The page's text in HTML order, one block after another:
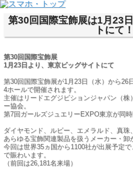
第30回国際宝飾展は1月23
トにて！
第30回国際宝飾展
1月23日より、東京ビッグサイトにて
第30回国際宝飾展が1月23日（水）から26
4ホールで開催されます。
主催はリードエグジビションジャパン（株
ー協会。
第7回ガールズジュエリーEXPO東京が同時
ダイヤモンド、ルビー、エメラルド、真珠
あらゆる宝飾関連製品を扱うメーカー・卸
今回は世界35ヵ国から1100社が出展予定
で賑わいます。
（前回は26,181名来場）